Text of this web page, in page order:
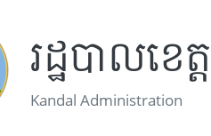
រដ្ឋបាលខេ
Kandal Administration